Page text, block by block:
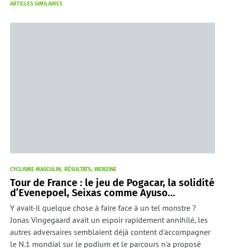
ARTICLES SIMILAIRES
CYCLISME MASCULIN RÉSULTATS WEBZINE
Tour de France : le jeu de Pogacar, la solidité
d’Evenepoel, Seixas comme Ayuso…
Y avait-il quelque chose à faire face à un tel monstre ?
Jonas Vingegaard avait un espoir rapidement annihilé, les
autres adversaires semblaient déjà content d'accompagner
le N.1 mondial sur le podium et le parcours n'a proposé